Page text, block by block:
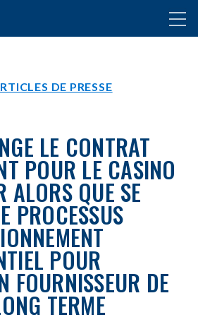
DE PRESSE
LE CONTRAT
POUR LE CASINO
ALORS QUE SE
PROCESSUS
POUR
FOURNISSEUR DE
TERME